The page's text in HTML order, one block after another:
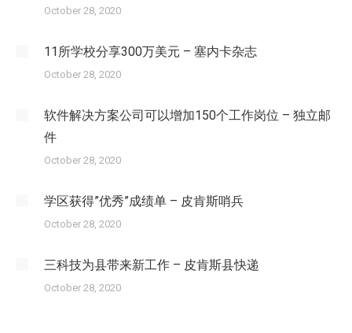
October 28, 2020
11所学校分享300万美元 – 塞内卡杂志
October 28, 2020
软件解决方案公司可以增加150个工作岗位 – 独立邮
件
October 28, 2020
学区获得”优秀”成绩单 – 皮肯斯哨兵
October 28, 2020
三科技为县带来新工作 – 皮肯斯县快递
October 28, 2020